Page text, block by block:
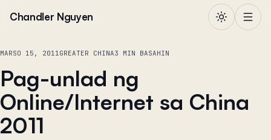
Chandler Nguyen
MARSO 15, 2011GREATER CHINA3 MIN BASAHIN
Pag-unlad ng
Online/Internet sa China
2011